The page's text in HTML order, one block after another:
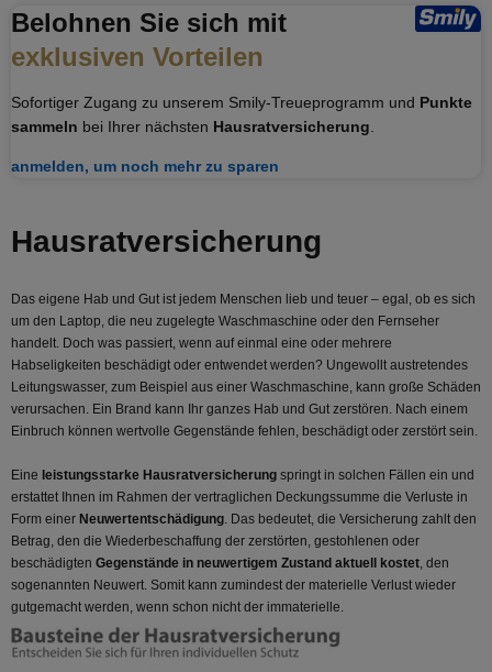
Sophie
Belohnen Sie sich mit
exklusiven Vorteilen
Sofortiger Zugang zu unserem Smily-Treueprogramm und Punkte
sammeln bei Ihrer nächsten Hausratversicherung
anmelden, um noch mehr zu sparen
Hausrat­versicherung
Das eigene Hab und Gut ist jedem Menschen lieb und teuer – egal, ob es sich
um den Laptop, die neu zugelegte Waschmaschine oder den Fernseher
handelt. Doch was passiert, wenn auf einmal eine oder mehrere
Habseligkeiten beschädigt oder entwendet werden? Ungewollt austretendes
Leitungswasser, zum Beispiel aus einer Waschmaschine, kann große Schäden
verursachen. Ein Brand kann Ihr ganzes Hab und Gut zerstören. Nach einem
Einbruch können wertvolle Gegenstände fehlen, beschädigt oder zerstört sein.
Eine leistungsstarke Hausratversicherung springt in solchen Fällen ein und
erstattet Ihnen im Rahmen der vertraglichen Deckungssumme die Verluste in
Form einer Neuwertentschädigung. Das bedeutet, die Versicherung zahlt den
Betrag, den die Wiederbeschaffung der zerstörten, gestohlenen oder
beschädigten Gegenstände in neuwertigem Zustand aktuell kostet, den
sogenannten Neuwert. Somit kann zumindest der materielle Verlust wieder
gutgemacht werden, wenn schon nicht der immaterielle.